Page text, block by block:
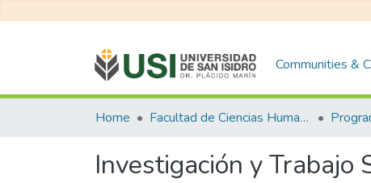
Communities &
Home Facultad de Ciencias Humanas y Sociales
Investigación y Trabajo